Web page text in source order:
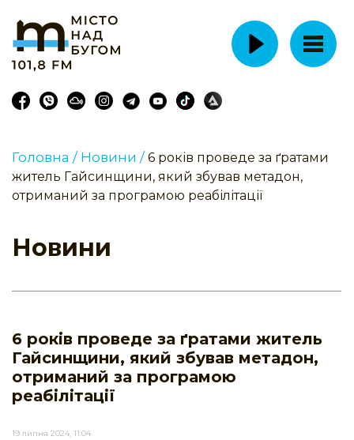
Головна / Новини / 6 років проведе за ґратами
житель Гайсинщини, який збував метадон,
отриманий за програмою реабілітації
Новини
6 років проведе за ґратами житель
Гайсинщини, який збував метадон,
отриманий за програмою
реабілітації
19 липня 2024, 11:04